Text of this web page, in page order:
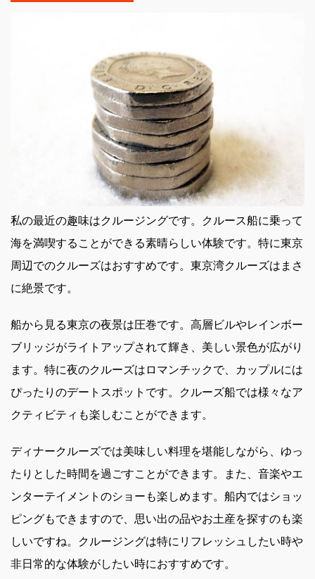
私の最近の趣味はクルージングです。
クルース船に乗って
海を満喫することができる素晴らしい体験です。特に東京
周辺でのクルーズはおすすめです。東京湾クルーズはまさ
に絶景です。
船から見る東京の夜景は圧巻です。高層ビルやレインボー
ブリッジがライトアップされて輝き、美しい景色が広がり
ます。特に夜のクルーズはロマンチックで、カップルには
ぴったりのデートスポットです。クルーズ船では様々なア
クティビティも楽しむことができます。
ディナークルーズでは美味しい料理を堪能しながら、ゆっ
たりとした時間を過ごすことができます。また、音楽やエ
ンターテイメントのショーも楽しめます。船内ではショッ
ピングもできますので、思い出の品やお土産を探すのも楽
しいですね。クルージングは特にリフレッシュしたい時や
非日常的な体験がしたい時におすすめです。